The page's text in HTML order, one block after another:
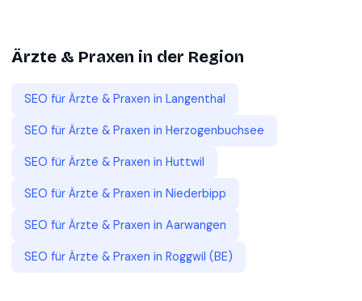
Ärzte & Praxen in der Region
SEO für Ärzte & Praxen in Langenthal
SEO für Ärzte & Praxen in Herzogenbuchsee
SEO für Ärzte & Praxen in Huttwil
SEO für Ärzte & Praxen in Niederbipp
SEO für Ärzte & Praxen in Aarwangen
SEO für Ärzte & Praxen in Roggwil (BE)